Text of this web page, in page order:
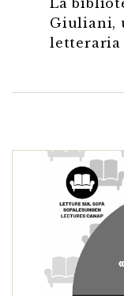
La
Giuliani,
letteraria